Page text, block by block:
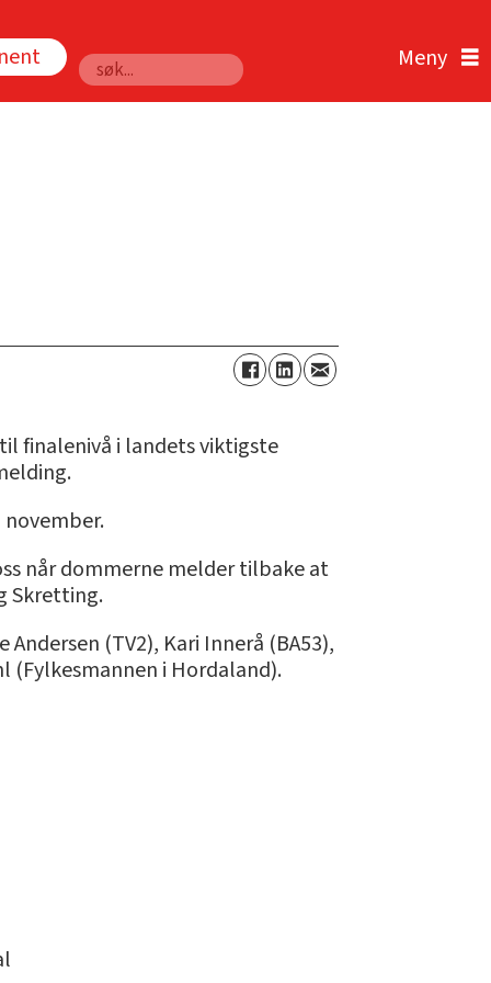
Søk
finalenivå i landets viktigste
når dommerne melder tilbake at
Skretting.
(TV2), Kari Innerå (BA53),
(Fylkesmannen i Hordaland).